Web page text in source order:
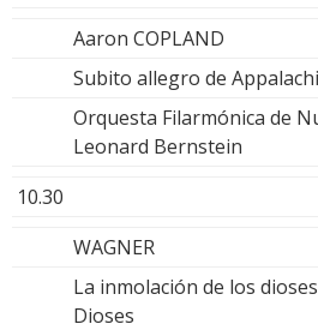
Aaron COPLAND
Subito allegro de
Orquesta Filarmónica de
Leonard Bernstein
10.30
WAGNER
La inmolación de los
Dioses